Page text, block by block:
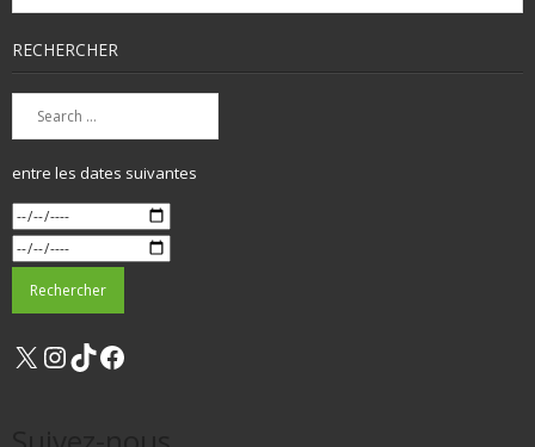
RECHERCHER
entre les dates suivantes
X Instagram
TikTok